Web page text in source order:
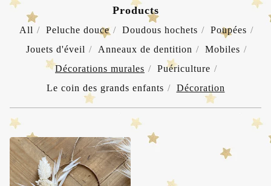
Products
All Peluche douce Doudous hochets
Poupées
Jouets d'éveil
Anneaux de dentition
Mobiles
Décorations murales
Puériculture
Le coin des grands enfants
Décoration
DÉCORATIONS
MURALES